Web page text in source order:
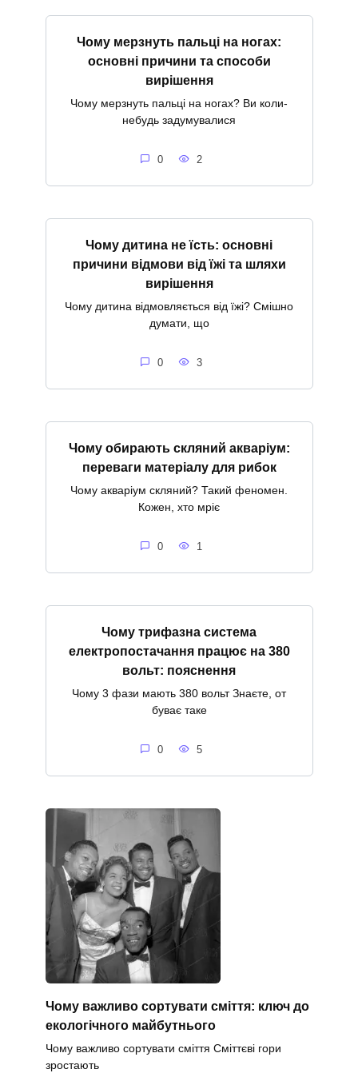
Чому мерзнуть пальці на ногах:
основні причини та способи
вирішення
Чому мерзнуть пальці на ногах? Ви коли-
небудь задумувалися
0 2
Чому дитина не їсть: основні
причини відмови від їжі та шляхи
вирішення
Чому дитина відмовляється від їжі? Смішно
думати, що
0 3
Чому обирають скляний акваріум:
переваги матеріалу для рибок
Чому акваріум скляний? Такий феномен.
Кожен, хто мріє
0 1
Чому трифазна система
електропостачання працює на 380
вольт: пояснення
Чому 3 фази мають 380 вольт Знаєте, от
буває таке
0 5
Чому важливо сортувати сміття: ключ до
екологічного майбутнього
Чому важливо сортувати сміття Сміттєві гори
зростають